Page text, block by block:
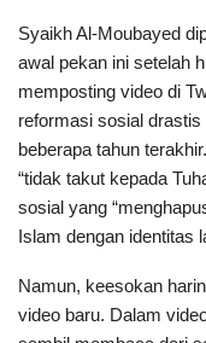
Syaikh Al-Moubayed
awal pekan ini setelah
memposting video di
reformasi sosial
beberapa tahun
“tidak takut kepada
sosial yang
Islam dengan identitas
Namun, keesokan
video baru. Dalam